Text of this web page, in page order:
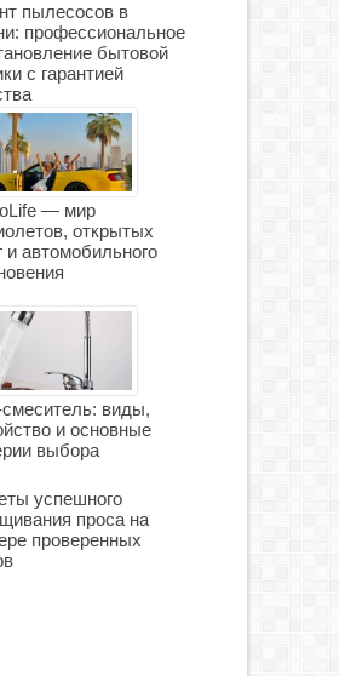
пылесосов в
профессиональное
бытовой
с гарантией
— мир
открытых
и автомобильного
виды,
и основные
выбора
успешного
проса на
проверенных